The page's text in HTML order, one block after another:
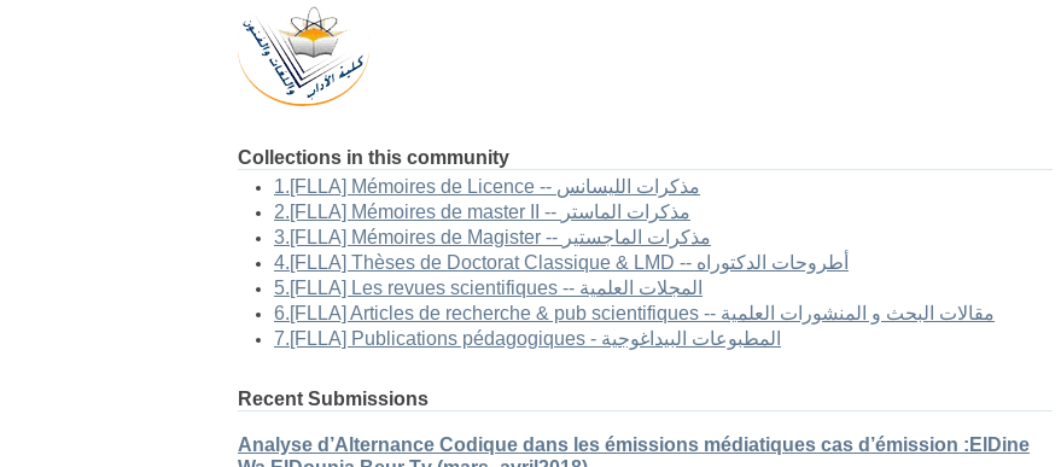
Collections in this community
1.[FLLA] Mémoires de Licence -- مذكرات الليسانس
2.[FLLA] Mémoires de master II -- مذكرات الماستر
3.[FLLA] Mémoires de Magister -- مذكرات الماجستير
4.[FLLA] Thèses de Doctorat Classique & LMD -- أطروحات الدكتوراه
5.[FLLA] Les revues scientifiques -- المجلات العلمية
6.[FLLA] Articles de recherche & pub scientifiques -- مقالات البحث و المنشورات العلمية
7.[FLLA] Publications pédagogiques - المطبوعات البيداغوجية
Recent Submissions
Analyse d’Alternance Codique dans les émissions médiatiques cas d’émission :ElDine